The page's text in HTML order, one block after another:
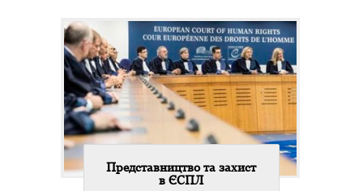
Представництво та захист
в ЄСПЛ